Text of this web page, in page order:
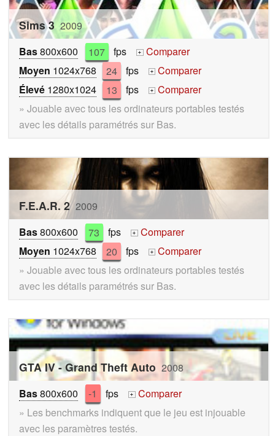
Sims 3 2009
Bas800x600 107 fps + Comparer
Moyen 1024x768 24 fps +
Comparer
Élevé 1280x1024 13 fps +
Comparer
» Jouable avec tous les ordinateurs portables testés
avec les détails paramétrés sur Bas.
F.E.A.R. 2 2009
Bas800x600 73 fps + Comparer
Moyen 1024x768 20 fps +
Comparer
» Jouable avec tous les ordinateurs portables testés
avec les détails paramétrés sur Bas.
GTA IV - Grand Theft Auto 2008
Bas800x600 -1 fps + Comparer
» Les benchmarks indiquent que le jeu est injouable
avec les paramètres testés.